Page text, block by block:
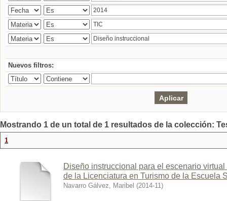
Nuevos filtros:
Mostrando 1 de un total de 1 resultados de la colección:
1
Diseño instruccional para el escenario
de la Licenciatura en Turismo de la Escuela
Navarro Gálvez, Maribel (2014-11)